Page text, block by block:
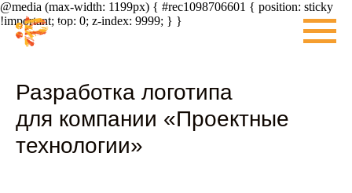
@media (max-width: 1199px) { #rec1098706601 { position: sticky
!important; top: 0; z-index: 9999; } }
Разработка логотипа
для компании «Проектные
технологии»